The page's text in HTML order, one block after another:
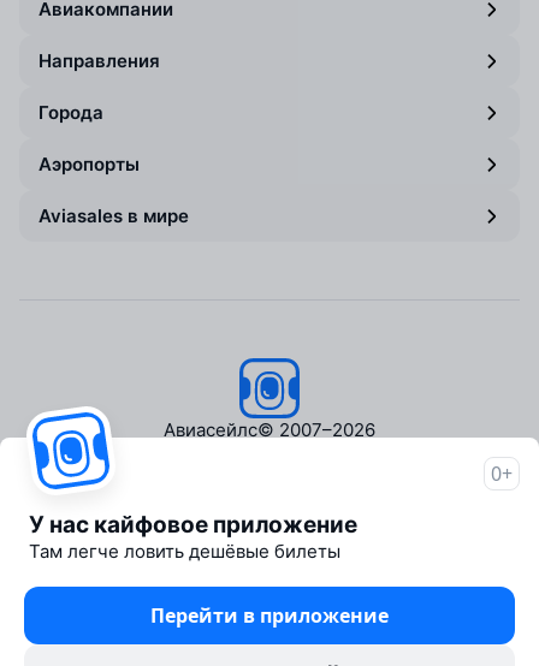
Авиакомпании
Направления
Города
Аэропорты
Aviasales в мире
Авиасейлс© 2007–2026
Пресс‑центр
Travelpayouts
Партнёрская программа
Медиа Yo'lovchi
Трэвел‑медиа Aviasales.uz
0+
У нас кайфовое приложение
Там легче ловить дешёвые билеты
Перейти в приложение